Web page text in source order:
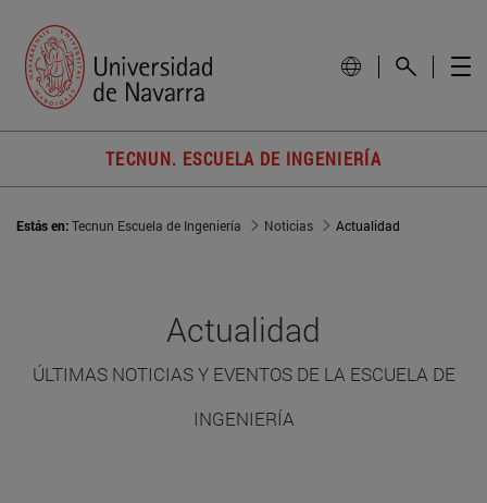
TECNUN. ESCUELA DE INGENIERÍA
Estás en:Tecnun Escuela de Ingeniería Noticias Actualidad
Actualidad
ÚLTIMAS NOTICIAS Y EVENTOS DE LA ESCUELA DE
INGENIERÍA